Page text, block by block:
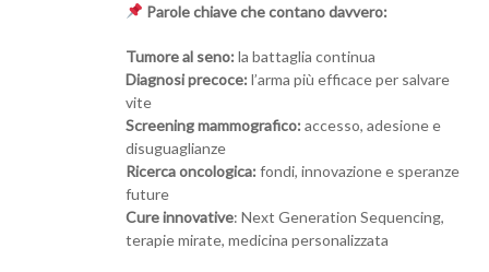
Parole chiave che contano davvero:
Tumore al seno: la battaglia continua
Diagnosi precoce: l’arma più efficace per salvare
vite
Screening mammografico: accesso, adesione e
disuguaglianze
Ricerca oncologica: fondi, innovazione e speranze
future
Cure innovative: Next Generation Sequencing,
terapie mirate, medicina personalizzata